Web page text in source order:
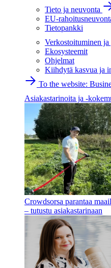
Tieto ja neuvonta
EU-
Tietopankki
Verkostoituminen
Ekosysteemit
Ohjelmat
Kiihdytä kasvua ja
To the website:
Asiakastarinoita ja -
Crowdsorsa parantaa
– tutustu asiakastarinaan